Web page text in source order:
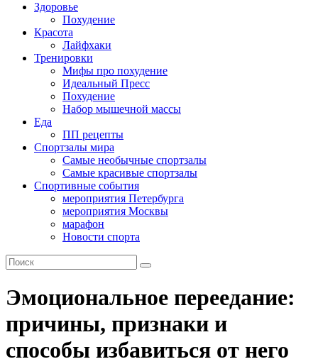
Здоровье
Похудение
Красота
Лайфхаки
Тренировки
Мифы про похудение
Идеальный Пресс
Похудение
Набор мышечной массы
Еда
ПП рецепты
Спортзалы мира
Самые необычные спортзалы
Самые красивые спортзалы
Спортивные события
мероприятия Петербурга
мероприятия Москвы
марафон
Новости спорта
Эмоциональное переедание:
причины, признаки и
способы избавиться от него